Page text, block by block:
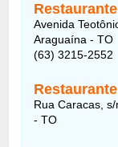
Avenida
Araguaína - TO
(63) 3215-2552
Rua Caracas,
- TO